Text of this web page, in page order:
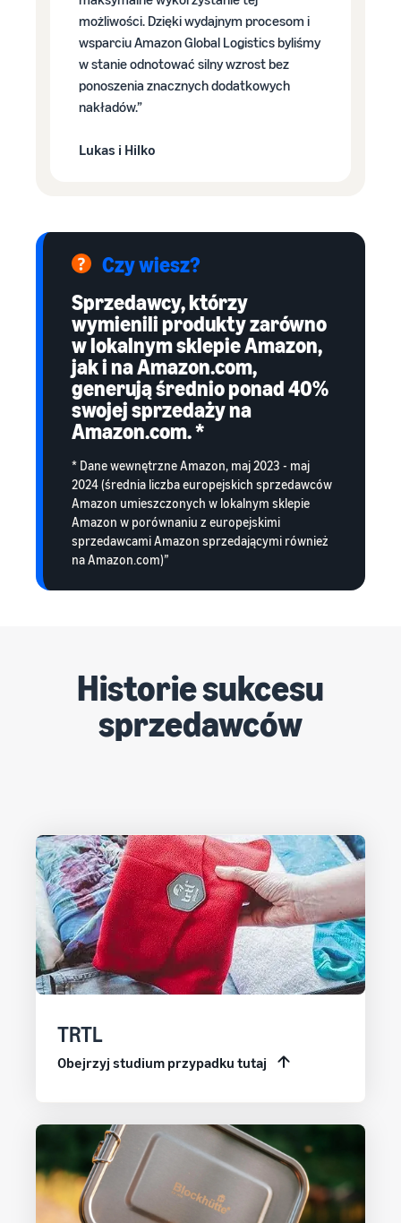
możliwości. Dzięki wydajnym procesom i
wsparciu Amazon Global Logistics byliśmy
w stanie odnotować silny wzrost bez
ponoszenia znacznych dodatkowych
nakładów.”
Lukas i Hilko
Czy wiesz?
Sprzedawcy, którzy
wymienili produkty zarówno
w lokalnym sklepie Amazon,
jak i na Amazon.com,
generują średnio ponad 40%
swojej sprzedaży na
Amazon.com. *
* Dane wewnętrzne Amazon, maj 2023 - maj
2024 (średnia liczba europejskich sprzedawców
Amazon umieszczonych w lokalnym sklepie
Amazon w porównaniu z europejskimi
sprzedawcami Amazon sprzedającymi również
na Amazon.com)”
Historie sukcesu
sprzedawców
TRTL
Obejrzyj studium przypadku tutaj